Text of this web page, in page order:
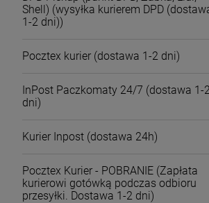
Shell) (wysyłka kurierem DPD
1-2 dni))
Pocztex kurier (dostawa 1-2 dni)
InPost Paczkomaty 24/7 (dostawa 1-2
dni)
Kurier Inpost (dostawa 24h)
Pocztex Kurier - POBRANIE (Zapłata
kurierowi gotówką podczas odbioru
przesyłki. Dostawa 1-2 dni)